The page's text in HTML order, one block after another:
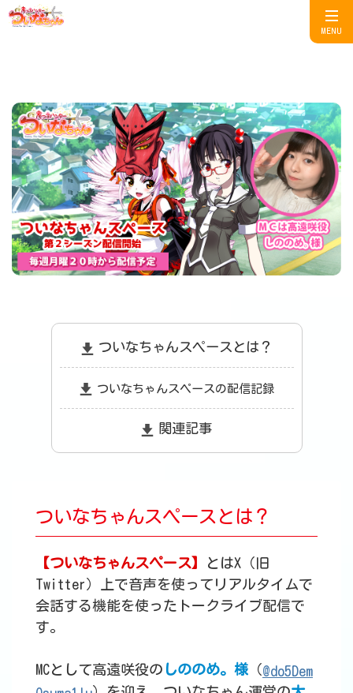
MENU
ついなちゃんスペースとは？
ついなちゃんスペースの配信記録
関連記事
ついなちゃんスペースとは？
【ついなちゃんスペース】
とはX（旧
Twitter）上で音声を使ってリアルタイムで
会話する機能を使ったトークライブ配信で
す。
MCとして高遠咲役の しののめ。様 （@do5Dem